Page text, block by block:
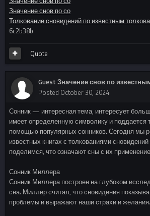
Значение снов по со
Толкование сновидений по известным
6c2b38b
Quote
Guest Значение снов по
Posted October 30, 2024
Сонник — интересная тема, интересует
имеет определенную символику и поддается
помощью популярных сонников. Сегодня мы
известных книгах с толкованиями
поделимся, что означают сны с их
Сонник Миллера
Сонник Миллера построен на глубоком
сна. Миллер считал, что сновидения
проблемы и выражают наши страхи и желания.